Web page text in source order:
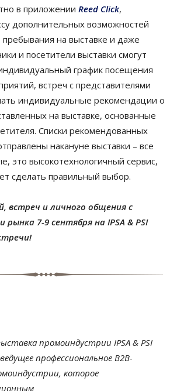
в приложении Reed Click,
дополнительных возможностей
на выставке и даже
и посетители выставки смогут
график посещения
встреч с представителями
индивидуальные рекомендации о
на выставке, основанные
Списки рекомендованных
накануне выставки – все
это высокотехнологичный сервис,
сделать правильный выбор.
встреч и личного общения с
рынка 7-9 сентября на IPSA & PSI
промоиндустрии IPSA & PSI
профессиональное B2B-
которое